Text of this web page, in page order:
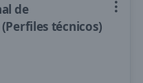
de
técnicos)